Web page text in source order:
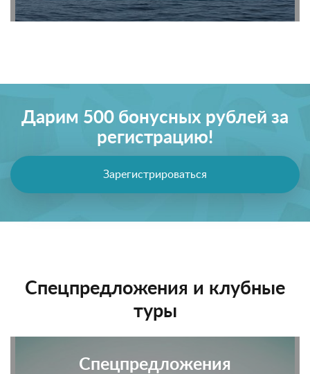
Дарим 500 бонусных рублей за
регистрацию!
Зарегистрироваться
Спецпредложения и клубные
туры
Спецпредложения